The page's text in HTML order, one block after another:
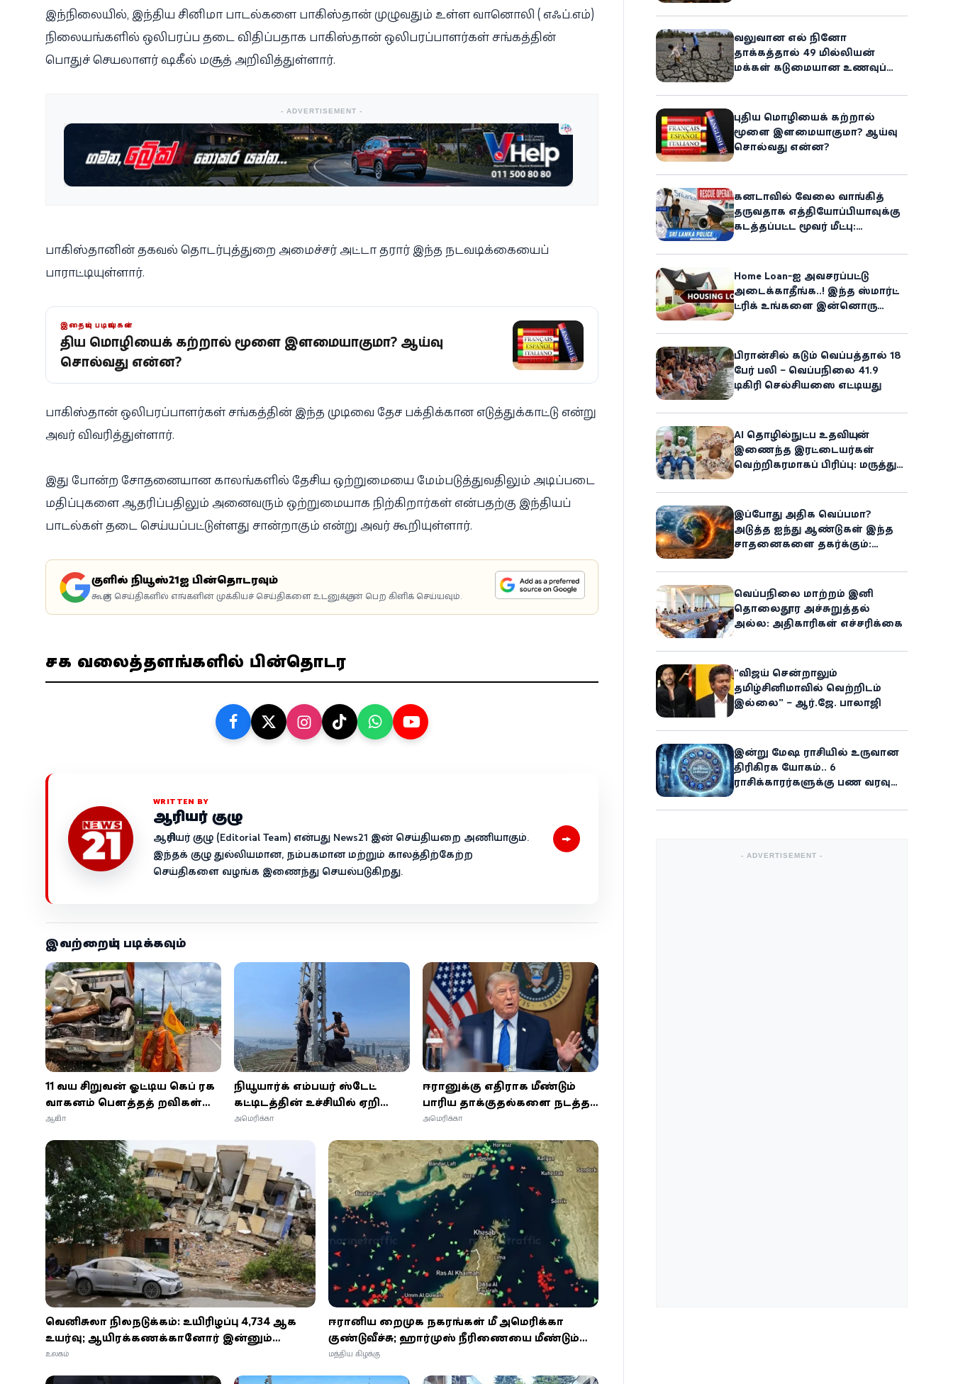
இந்நிலையில், இந்திய சினிமா பாடல்களை பாகிஸ்தான் முழுவதும் உள்ள வானொலி ( எஃப்.எம்)
நிலையங்களில் ஒலிபரப்ப தடை விதிப்பதாக பாகிஸ்தான் ஒலிபரப்பாளர்கள் சங்கத்தின்
பொதுச் செயலாளர் ஷகீல் மசூத் அறிவித்துள்ளார்.
- ADVERTISEMENT -
பாகிஸ்தானின் தகவல் தொடர்புத்துறை அமைச்சர் அட்டா தரார் இந்த நடவடிக்கையைப்
பாராட்டியுள்ளார்.
இதையும் படியுங்கள்
புதிய மொழியைக் கற்றால் மூளை இளமையாகுமா? ஆய்வு
சொல்வது என்ன?
பாகிஸ்தான் ஒலிபரப்பாளர்கள் சங்கத்தின் இந்த முடிவை தேச பக்திக்கான எடுத்துக்காட்டு என்று
அவர் விவரித்துள்ளார்.
இது போன்ற சோதனையான காலங்களில் தேசிய ஒற்றுமையை மேம்படுத்துவதிலும் அடிப்படை
மதிப்புகளை ஆதரிப்பதிலும் அனைவரும் ஒற்றுமையாக நிற்கிறார்கள் என்பதற்கு இந்தியப்
பாடல்கள் தடை செய்யப்பட்டுள்ளது சான்றாகும் என்று அவர் கூறியுள்ளார்.
கூகுளில் நியூஸ்21ஐ பின்தொடரவும்
கூகுள் செய்திகளில் எங்களின் முக்கியச் செய்திகளை உடனுக்குடன் பெற கிளிக் செய்யவும்.
சமூக வலைத்தளங்களில் பின்தொடர
WRITTEN BY
ஆசிரியர் குழு
ஆசிரியர் குழு (Editorial Team) என்பது News21 இன் செய்தியறை அணியாகும்.
இந்தக் குழு துல்லியமான, நம்பகமான மற்றும் காலத்திற்கேற்ற
செய்திகளை வழங்க இணைந்து செயல்படுகிறது.
→
இவற்றையும் படிக்கவும்
11 வயது சிறுவன் ஓட்டிய கெப் ரக
வாகனம் பௌத்தத் துறவிகள்
ஊர்வலத்தில் புகுந்து விபத்து; 8
ஆசியா
நியூயார்க் எம்பயர் ஸ்டேட்
கட்டிடத்தின் உச்சியில் ஏறி
காதலை சொல்லிய
அமெரிக்கா
ஈரானுக்கு எதிராக மீண்டும்
பாரிய தாக்குதல்களை நடத்த
டிரம்ப் திட்டம்: இராணுவத்துக்கு
அமெரிக்கா
வெனிசுலா நிலநடுக்கம்: உயிரிழப்பு 4,734 ஆக
உயர்வு; ஆயிரக்கணக்கானோர் இன்னும்
பாதிப்பு
உலகம்
ஈரானிய துறைமுக நகரங்கள் மீது அமெரிக்கா
குண்டுவீச்சு; ஹார்முஸ் நீரிணையை மீண்டும்
மூடியது ஈரான்!
மத்திய கிழக்கு
ஆபத்து!
வலுவான எல் நினோ
தாக்கத்தால் 49 மில்லியன்
மக்கள் கடுமையான உணவுப்
அபாயம் - உலக உணவுத் திட்டம்
எச்சரிக்கை!
புதிய மொழியைக் கற்றால்
மூளை இளமையாகுமா? ஆய்வு
சொல்வது என்ன?
கனடாவில் வேலை வாங்கித்
தருவதாக எத்தியோப்பியாவுக்கு
கடத்தப்பட்ட மூவர் மீட்பு:
Home Loan-ஐ அவசரப்பட்டு
அடைக்காதீங்க..! இந்த ஸ்மார்ட்
ட்ரிக் உங்களை இன்னொரு
உரிமையாளராக்கலாம்!
பிரான்சில் கடும் வெப்பத்தால் 18
பேர் பலி – வெப்பநிலை 41.9
டிகிரி செல்சியஸை எட்டியது
AI தொழில்நுட்ப உதவியுடன்
இணைந்த இரட்டையர்கள்
வெற்றிகரமாகப் பிரிப்பு: மருத்துவ
இப்போது அதிக வெப்பமா?
அடுத்த ஐந்து ஆண்டுகள் இந்த
சாதனைகளை தகர்க்கும்:
எச்சரிக்கை
வெப்பநிலை மாற்றம் இனி
தொலைதூர அச்சுறுத்தல்
அல்ல: அதிகாரிகள் எச்சரிக்கை
“விஜய் சென்றாலும்
தமிழ்சினிமாவில் வெற்றிடம்
இல்லை” – ஆர்.ஜே. பாலாஜி
இன்று மேஷ ராசியில் உருவான
திரிகிரக யோகம்.. 6
ராசிக்காரர்களுக்கு பண வரவு
- ADVERTISEMENT -